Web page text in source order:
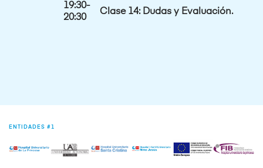
19:30-
20:30
Clase 14: Dudas y Evaluación.
ENTIDADES #1